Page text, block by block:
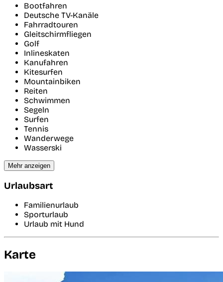
Bootfahren
Deutsche TV-Kanäle
Fahrradtouren
Gleitschirmfliegen
Golf
Inlineskaten
Kanufahren
Kitesurfen
Mountainbiken
Reiten
Schwimmen
Segeln
Surfen
Tennis
Wanderwege
Wasserski
Mehr anzeigen
Urlaubsart
Familienurlaub
Sporturlaub
Urlaub mit Hund
Karte